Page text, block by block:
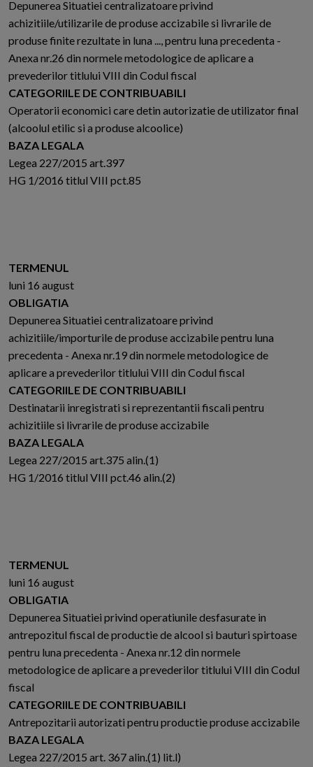
Depunerea Situatiei centralizatoare privind
achizitiile/utilizarile de produse accizabile si livrarile de
produse finite rezultate in luna ..., pentru luna precedenta -
Anexa nr.26 din normele metodologice de aplicare a
prevederilor titlului VIII din Codul fiscal
CATEGORIILE DE CONTRIBUABILI
Operatorii economici care detin autorizatie de utilizator final
(alcoolul etilic si a produse alcoolice)
BAZA LEGALA
Legea 227/2015 art.397
HG 1/2016 titlul VIII pct.85
TERMENUL
luni 16 august
OBLIGATIA
Depunerea Situatiei centralizatoare privind
achizitiile/importurile de produse accizabile pentru luna
precedenta - Anexa nr.19 din normele metodologice de
aplicare a prevederilor titlului VIII din Codul fiscal
CATEGORIILE DE CONTRIBUABILI
Destinatarii inregistrati si reprezentantii fiscali pentru
achizitiile si livrarile de produse accizabile
BAZA LEGALA
Legea 227/2015 art.375 alin.(1)
HG 1/2016 titlul VIII pct.46 alin.(2)
TERMENUL
luni 16 august
OBLIGATIA
Depunerea Situatiei privind operatiunile desfasurate in
antrepozitul fiscal de productie de alcool si bauturi spirtoase
pentru luna precedenta - Anexa nr.12 din normele
metodologice de aplicare a prevederilor titlului VIII din Codul
fiscal
CATEGORIILE DE CONTRIBUABILI
Antrepozitarii autorizati pentru productie produse accizabile
BAZA LEGALA
Legea 227/2015 art. 367 alin.(1) lit.l)